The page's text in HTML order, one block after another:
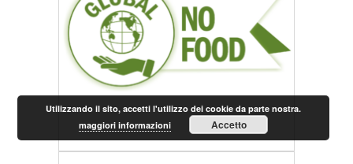
Utilizzando il sito, accetti l'utilizzo dei cookie da parte nostra.
maggiori informazioni
Accetto